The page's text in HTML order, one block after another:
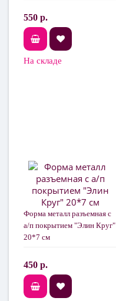
550 р.
На складе
Форма металл разъемная с
а/п покрытием "Элин Круг"
20*7 см
450 р.